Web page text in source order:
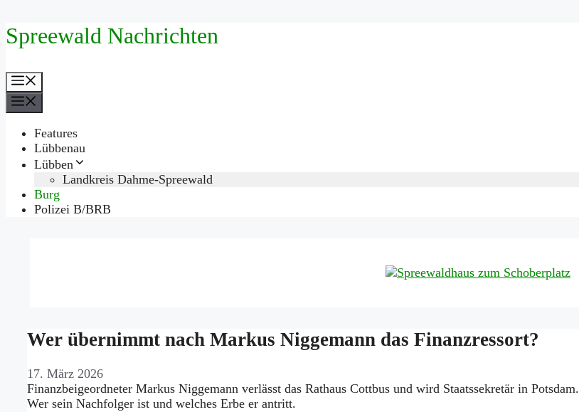
Zum
Inhalt
Spreewald Nachrichten
Features
Lübbenau
Lübben
Landkreis Dahme-Spreewald
Burg
Polizei B/BRB
Wer übernimmt nach Markus Niggemann das Finanzressort?
17. März 2026
Finanzbeigeordneter Markus Niggemann verlässt das Rathaus Cottbus und wird Staatssekretär in Potsdam.
Wer sein Nachfolger ist und welches Erbe er antritt.